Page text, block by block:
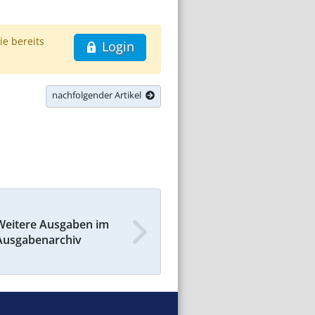
Login
bereits
nachfolgender Artikel
Ausgaben im